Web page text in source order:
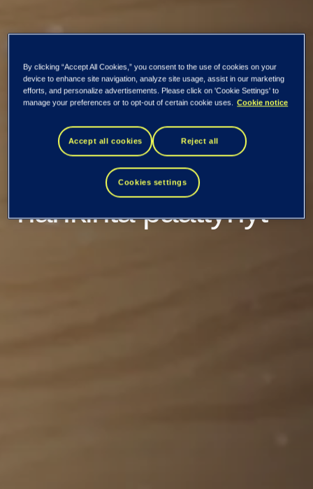
Kaikki uutiset ja tiedotteet
Tietoevryn omien
osakkeiden
hankinta päättynyt
By clicking “Accept All Cookies,” you consent to the use of cookies on your
device to enhance site navigation, analyze site usage, assist in our marketing
efforts, and personalize advertisements. Please click on 'Cookie Settings' to
manage your preferences or to opt-out of certain cookie uses.
Cookie notice
Accept all cookies Reject all
Cookies settings